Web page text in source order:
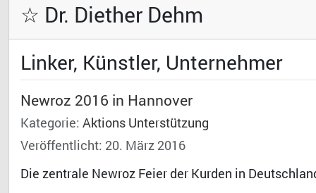
☆ Dr. Diether Dehm
Linker, Künstler, Unternehmer
Newroz 2016 in Hannover
Kategorie: Aktions Unterstützung
Veröffentlicht: 20. März 2016
Die zentrale Newroz Feier der Kurden in